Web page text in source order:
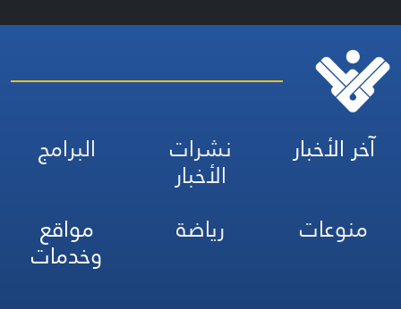
آخر الأخبار نشرات
الأخبار
البرامج
منوعات
رياضة مواقع
وخدمات